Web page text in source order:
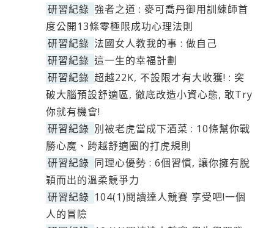
研習紀錄 強者之道 : 麥可喬丹御用訓練師首
度公開13條零極限成功心理法則
研習紀錄 法國女人教我的事 : 做自己
研習紀錄 這一生的幸福計劃
研習紀錄 超越22K, 不設限才有大收獲! : 突
破大腦預設舒適區, 徹底改造小資心態, 敢Try
你就有機會!
研習紀錄 別被老虎當成下酒菜 : 10條幫你戰
勝心魔、跨越舒適圈的打虎規則
研習紀錄 同理心優勢 : 6個習慣, 讓你擁有脫
穎而出的溫柔競爭力
研習紀錄 104(1)閱讀達人競賽 享受吧!一個
人的冒險